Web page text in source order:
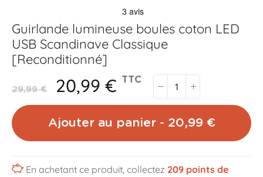
Guirlande lumineuse boules coton LED
USB Scandinave Classique
[Reconditionné]
29,99 € 20,99 € TTC
Ajouter au panier - 20,99 €
En achetant ce produit, collectez 209points de